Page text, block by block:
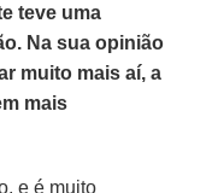
teve uma
Na sua opinião
muito mais aí, a
mais
e é muito